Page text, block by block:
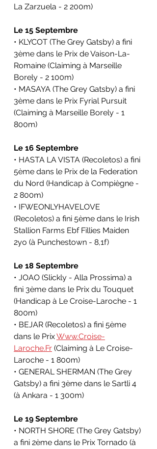
La Zarzuela - 2 200m)
Le 15 Septembre
• KLYCOT (The Grey Gatsby) a fini
3ème dans le Prix de Vaison-La-
Romaine (Claiming à Marseille
Borely - 2 100m)
• MASAYA (The Grey Gatsby) a fini
3ème dans le Prix Fyrial Pursuit
(Claiming à Marseille Borely - 1
800m)
Le 16 Septembre
• HASTA LA VISTA (Recoletos) a fini
5ème dans le Prix de la Federation
du Nord (Handicap à Compiègne -
2 800m)
• IFWEONLYHAVELOVE
(Recoletos) a fini 5ème dans le Irish
Stallion Farms Ebf Fillies Maiden
2yo (à Punchestown - 8,1f)
Le 18 Septembre
• JOAO (Slickly - Alla Prossima) a
fini 3ème dans le Prix du Touquet
(Handicap à Le Croise-Laroche - 1
800m)
• BEJAR (Recoletos) a fini 5ème
dans le Prix Www.Croise-
Laroche.Fr (Claiming à Le Croise-
Laroche - 1 800m)
• GENERAL SHERMAN (The Grey
Gatsby) a fini 3ème dans le Sartli 4
(à Ankara - 1 300m)
Le 19 Septembre
• NORTH SHORE (The Grey Gatsby)
a fini 2ème dans le Prix Tornado (à